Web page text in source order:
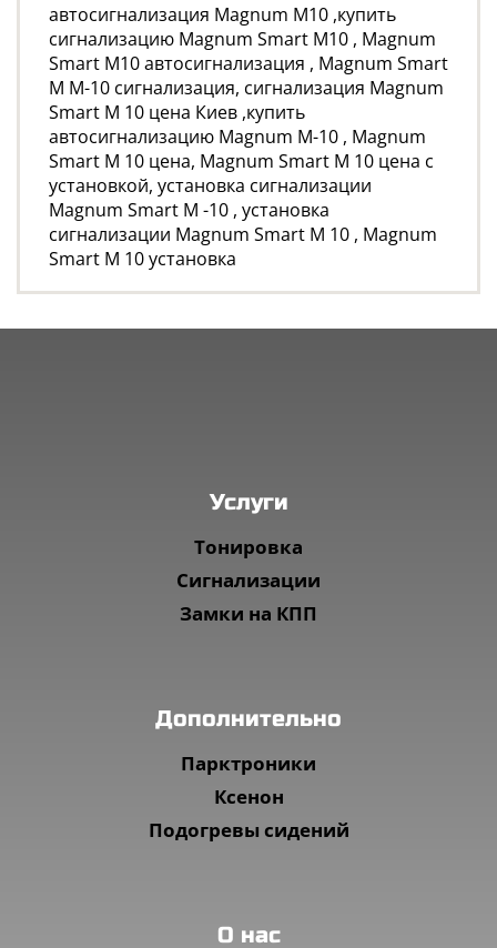
автосигнализация Magnum M10 ,купить
сигнализацию Magnum Smart M10 , Magnum
Smart M10 автосигнализация , Magnum Smart
M M-10 сигнализация, сигнализация Magnum
Smart M 10 цена Киев ,купить
автосигнализацию Magnum M-10 , Magnum
Smart M 10 цена, Magnum Smart M 10 цена с
установкой, установка сигнализации
Magnum Smart M -10 , установка
сигнализации Magnum Smart M 10 , Magnum
Smart M 10 установка
Услуги
Тонировка
Сигнализации
Замки на КПП
Дополнительно
Парктроники
Ксенон
Подогревы сидений
О нас